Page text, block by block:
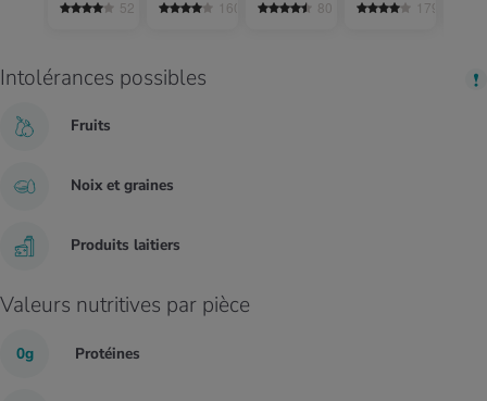
coco, chia52 160
banane,
80 1793
Intolérances possibles
Fruits
Noix et graines
Produits laitiers
Valeurs nutritives par pièce
0g Protéines